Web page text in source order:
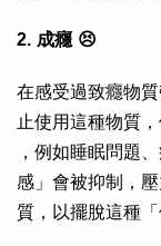
2. 成癮 😣
在感受過致癮物
止使用這種物質
，例如睡眠問題
感」會被抑制，
質，以擺脫這種